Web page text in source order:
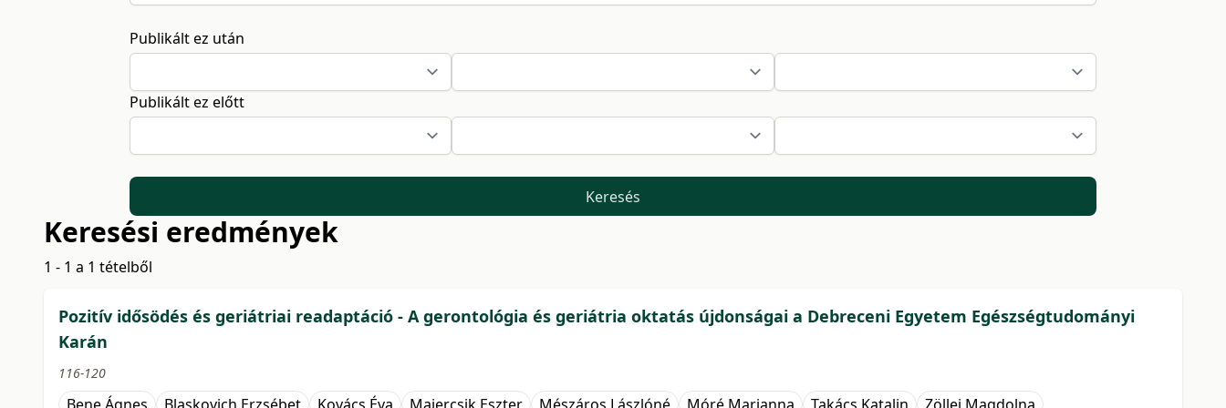
Publikált ez után
Publikált ez előtt
Keresés
Keresési eredmények
1 - 1 a 1 tételből
Pozitív idősödés és geriátriai readaptáció - A gerontológia és geriátria oktatás újdonságai a Debreceni Egyetem Egészségtudományi
Karán
116-120